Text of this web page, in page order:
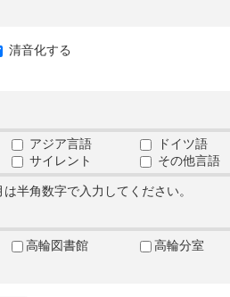
清音化する
アジア言語 ドイツ語
サイレント
その他言語
半角数字で入力してください。
高輪図書館 高輪分室